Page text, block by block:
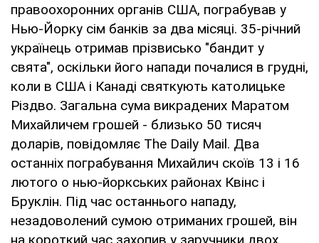
правоохоронних органів США, пограбував у
Нью-Йорку сім банків за два місяці. 35-річний
українець отримав прізвисько "бандит у
свята", оскільки його напади почалися в грудні,
коли в США і Канаді святкують католицьке
Різдво. Загальна сума викрадених Маратом
Михайличем грошей - близько 50 тисяч
доларів, повідомляє The Daily Mail. Два
останніх пограбування Михайлич скоїв 13 і 16
лютого о нью-йоркських районах Квінс і
Бруклін. Під час останнього нападу,
незадоволений сумою отриманих грошей, він
на короткий час захопив у заручники двох